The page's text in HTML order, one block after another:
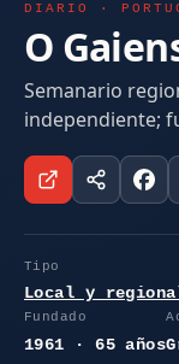
DIARIO ·
O
Semanario
independiente;
Tipo
Local y
Fundado
1961 · 65 años